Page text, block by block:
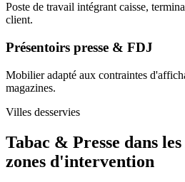
Poste de travail intégrant caisse,
client.
Présentoirs presse & FDJ
Mobilier adapté aux contraintes
magazines.
Villes desservies
Tabac & Presse dans
zones d'intervention